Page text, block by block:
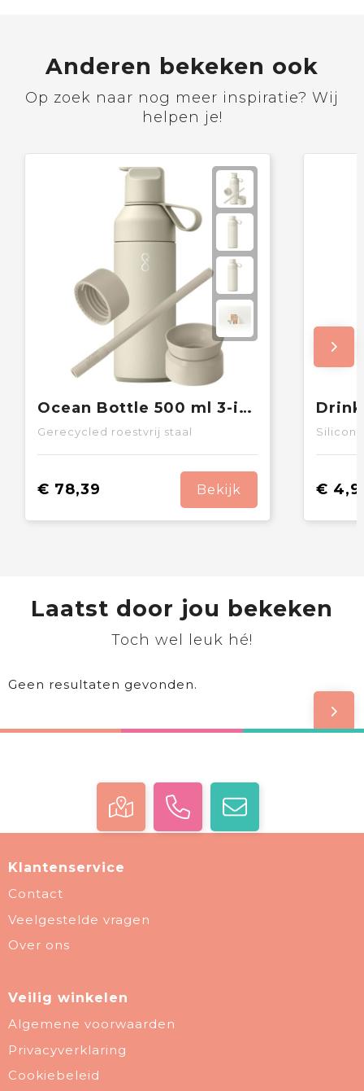
Anderen bekeken ook
Op zoek naar nog meer inspiratie? Wij
helpen je!
Ocean Bottle 500 ml 3-in-1 geschenkset
Gerecycled roestvrij staal
€ 78,39 Bekijk €
Laatst door jou bekeken
Toch wel leuk hé!
Geen resultaten gevonden.
Klantenservice
Contact
Veelgestelde vragen
Over ons
Veilig winkelen
Algemene voorwaarden
Privacyverklaring
Cookiebeleid